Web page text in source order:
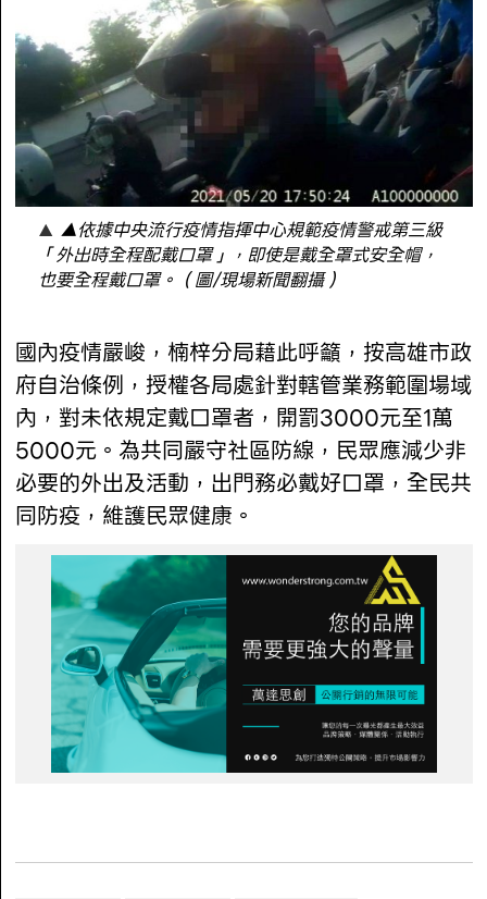
▲依據中央流行疫情指揮中心規範疫情警戒第三級
「外出時全程配戴口罩」，即使是戴全罩式安全帽，
也要全程戴口罩。（圖/現場新聞翻攝）
國內疫情嚴峻，楠梓分局藉此呼籲，按高雄市政
府自治條例，授權各局處針對轄管業務範圍場域
內，對未依規定戴口罩者，開罰3000元至1萬
5000元。為共同嚴守社區防線，民眾應減少非
必要的外出及活動，出門務必戴好口罩，全民共
同防疫，維護民眾健康。